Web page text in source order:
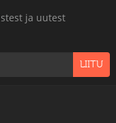
ja uutest
LIITU